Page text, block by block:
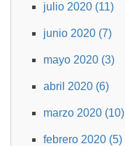
julio 2020 (11)
junio 2020 (7)
mayo 2020 (3)
abril 2020 (6)
marzo 2020 (10)
febrero 2020 (5)